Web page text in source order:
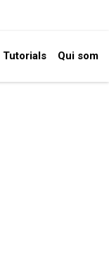
Tutorials Qui som